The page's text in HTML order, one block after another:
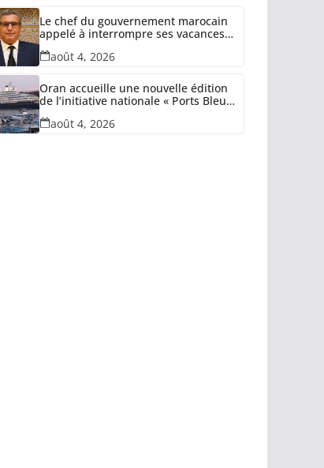
lutte antiterroriste
Le chef du gouvernement marocain
appelé à interrompre ses vacances
et quitter l’Espagne
août 4, 2026
Oran accueille une nouvelle édition
de l’initiative nationale « Ports Bleus
» pour la protection du littoral
août 4, 2026